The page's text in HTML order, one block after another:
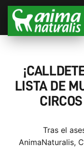
LISTA DE
Tras el
AnimaNaturalis,